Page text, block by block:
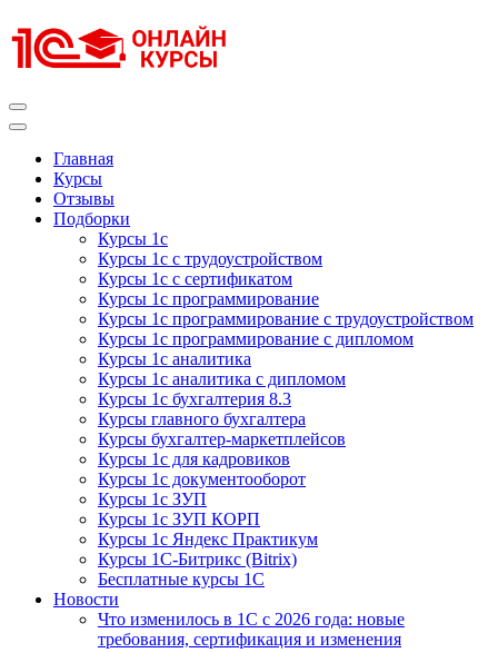
к
содержимому
Главная
Курсы
Отзывы
Подборки
Курсы 1с
Курсы 1с с трудоустройством
Курсы 1с с сертификатом
Курсы 1с программирование
Курсы 1с программирование с трудоустройством
Курсы 1с программирование с дипломом
Курсы 1с аналитика
Курсы 1с аналитика с дипломом
Курсы 1с бухгалтерия 8.3
Курсы главного бухгалтера
Курсы бухгалтер-маркетплейсов
Курсы 1с для кадровиков
Курсы 1с документооборот
Курсы 1с ЗУП
Курсы 1с ЗУП КОРП
Курсы 1с Яндекс Практикум
Курсы 1С-Битрикс (Bitrix)
Бесплатные курсы 1С
Новости
Что изменилось в 1С с 2026 года: новые
требования, сертификация и изменения